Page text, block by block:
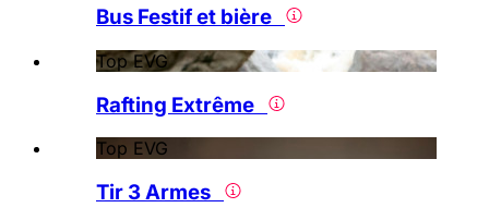
Bus Festif et bière
Top EVG
Rafting Extrême
Top EVG
Tir 3 Armes